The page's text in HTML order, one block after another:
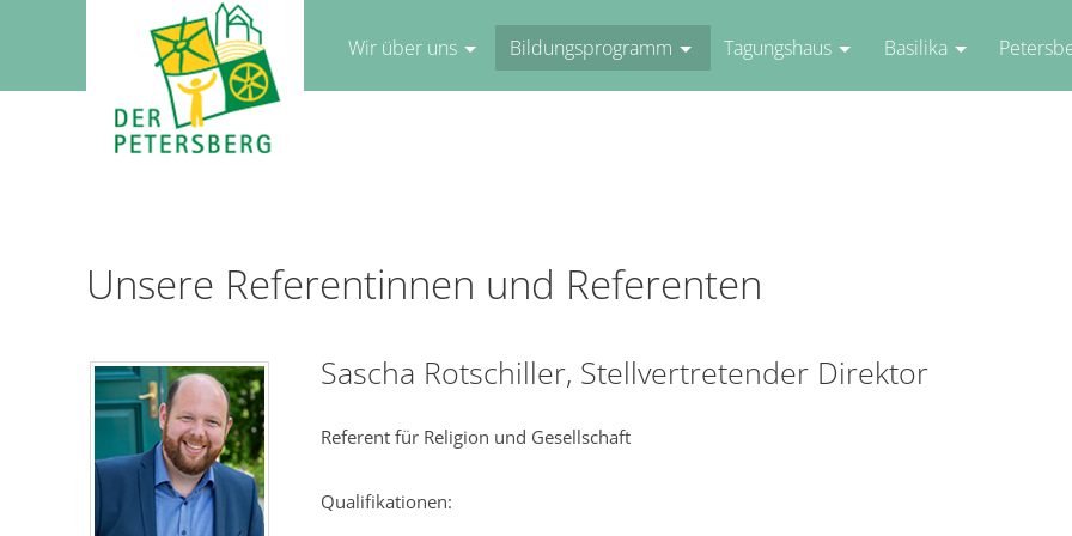
Wir über uns Bildungsprogramm Tagungshaus Basilika
Unsere Referentinnen und Referenten
Sascha Rotschiller, Stellvertretender Direktor
Referent für Religion und Gesellschaft
Qualifikationen: